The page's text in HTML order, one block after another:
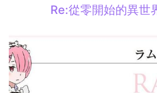
Re:從零開始的異世